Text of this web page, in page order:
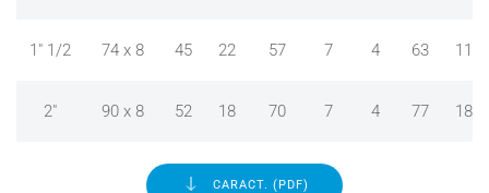
1" 1/2 74 x 8 45 22 57 7 4 63 110
2" 90 x 8 52 18 70 7 4 77 183
CARACT. (PDF)